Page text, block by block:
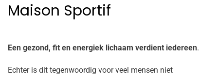
Maison Sportif
Een gezond, fit en energiek lichaam verdient iedereen.
Echter is dit tegenwoordig voor veel mensen niet